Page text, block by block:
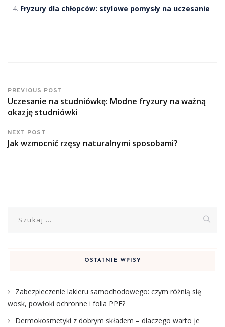
Fryzury dla chłopców: stylowe pomysły na uczesanie
PREVIOUS POST
Uczesanie na studniówkę: Modne fryzury na ważną
okazję studniówki
NEXT POST
Jak wzmocnić rzęsy naturalnymi sposobami?
OSTATNIE WPISY
Zabezpieczenie lakieru samochodowego: czym różnią się
wosk, powłoki ochronne i folia PPF?
Dermokosmetyki z dobrym składem – dlaczego warto je